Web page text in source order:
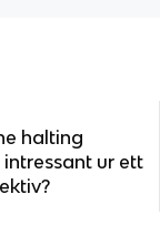
halting
ur ett